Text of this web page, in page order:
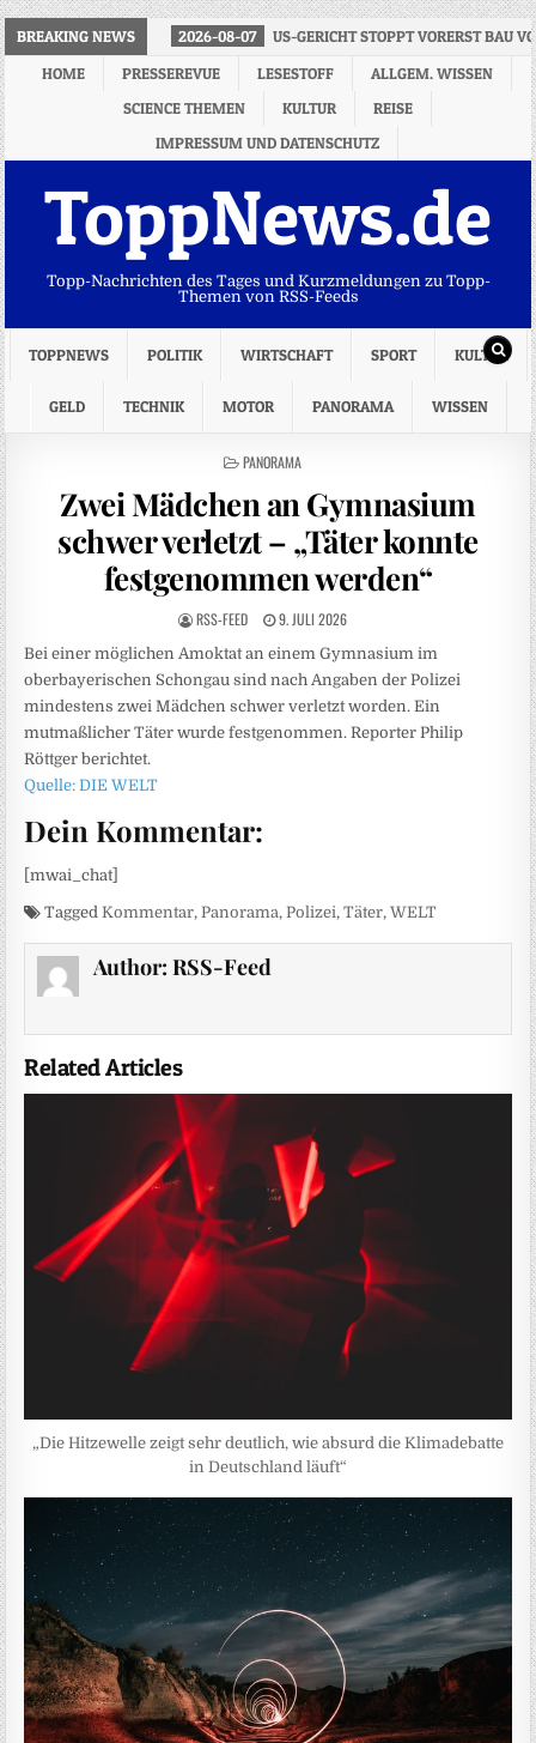
BREAKING NEWS 2026-08-07
US-GERICHT STOPPT VORERST BAU
HOME
PRESSEREVUE LESESTOFF
ALLGEM. WISSEN
SCIENCE THEMEN
KULTUR
REISE
IMPRESSUM UND DATENSCHUTZ
ToppNews.de
Topp-Nachrichten des Tages und Kurzmeldungen zu Topp-
Themen von RSS-Feeds
TOPPNEWS POLITIK WIRTSCHAFT SPORT KULTUR
GELD TECHNIK MOTOR PANORAMA WISSEN
POSTED
PANORAMA
Zwei Mädchen an Gymnasium
schwer verletzt – „Täter konnte
festgenommen werden“
RSS-FEED 9. JULI 2026
Bei einer möglichen Amoktat an einem Gymnasium im
oberbayerischen Schongau sind nach Angaben der Polizei
mindestens zwei Mädchen schwer verletzt worden. Ein
mutmaßlicher Täter wurde festgenommen. Reporter Philip
Röttger berichtet.
Quelle: DIE WELT
Dein Kommentar:
[mwai_chat]
TaggedKommentar, Panorama, Polizei,Täter,WELT
Author: RSS-Feed
Related Articles
„Die Hitzewelle zeigt sehr deutlich, wie absurd die Klimadebatte
in Deutschland läuft“